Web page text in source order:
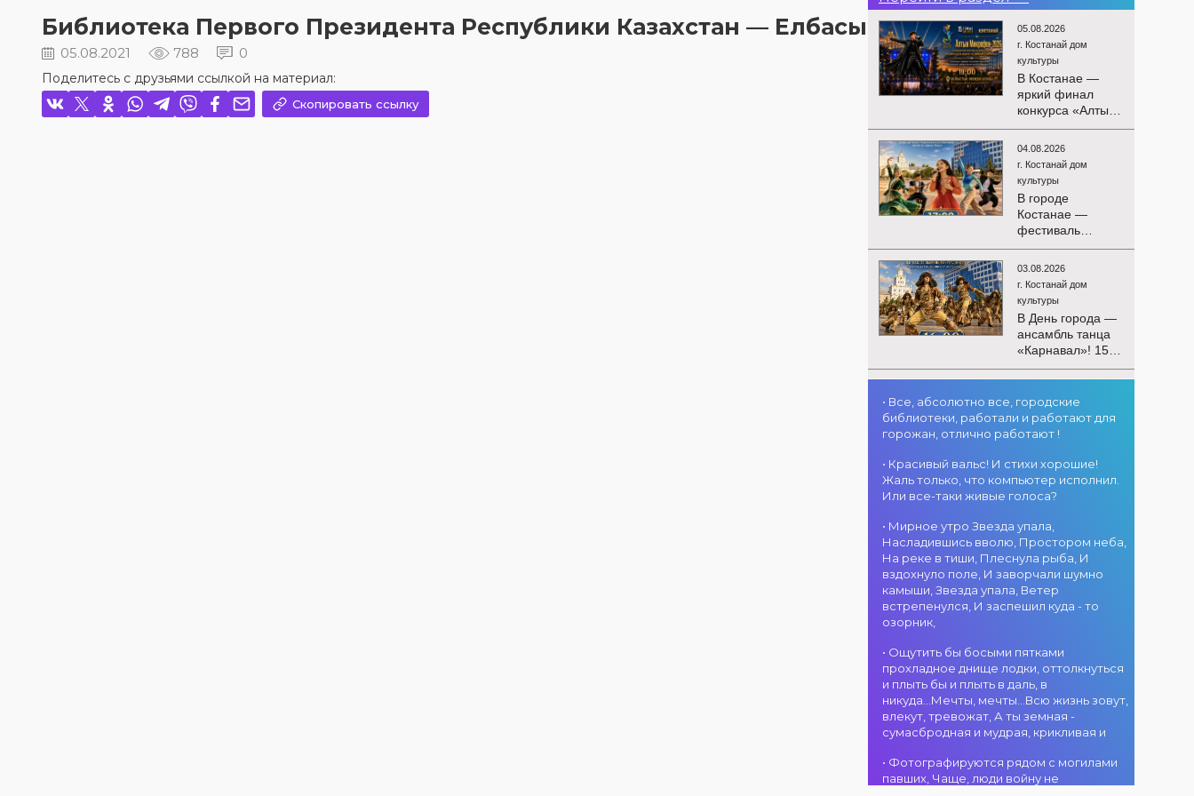
Библиотека Первого Президента Республики Казахстан — Елбасы
05.08.2021 788 0
Поделитесь с друзьями ссылкой на материал:
Скопировать ссылку
05.08.2026
г. Костанай дом
культуры
В Костанае —
яркий финал
конкурса «Алтын
Микрофон-2026»!
15 августа
состоятся
церемония
награждения
победителей и
гала-концерт
Международного
конкурса
вокалистов! Вас
ждут яркие
выступления
лучших
исполнителей,
незабываемые
эмоции и особая
праздничная
атмосфера!
04.08.2026
г. Костанай дом
культуры
В городе
Костанае —
фестиваль
детского
творчества
«Алтын дән»! 15
августа на
площади
областного
акимата
состоится
фестиваль
участием детских
творческих
коллективов
бала»! Вас ждут
яркие
выступления
прекрасные
песни,
зажигательные
танцы и
праздничное
настроение!
03.08.2026
г. Костанай дом
культуры
В День города —
ансамбль танца
«Карнавал»! 15
августа на
площади
областного
акимата
состоится
программа
ансамбля танца
«Карнавал»!
ансамбля —
Шамиль
Фахрутдинов. Вас
ждут зрелищные
хореографические
постановки, яркие
ритмы и
праздничное
настроение!
г. Костанай дом
культуры
В День города —
«MOVE &
DANCE»! 14
августа на
областного
акимата
состоится
праздничная DJ-
программа! Вас
ждут
зажигательные
ритмы, мощная
г. Костанай дом
культуры
Костанай
завоевал Гран-
при
культуры
#REPOST
@kstnews.kz - Во
летия со дня
основания
Костанайской
области подвели
г. Костанай дом
культуры
• Все, абсолютно все, городские
библиотеки, работали и работают для
горожан, отлично работают !
• Красивый вальс! И стихи хорошие!
Жаль только, что компьютер исполнил.
Или все-таки живые голоса?
• Мирное утро Звезда упала,
Насладившись вволю, Простором неба,
На реке в тиши, Плеснула рыба, И
вздохнуло поле, И заворчали шумно
камыши, Звезда упала, Ветер
встрепенулся, И заспешил куда - то
озорник,
• Ощутить бы босыми пятками
прохладное днище лодки, оттолкнуться
и плыть бы и плыть в даль, в
никуда...Мечты, мечты...Всю жизнь зовут,
влекут, тревожат, А ты земная -
сумасбродная и мудрая, крикливая и
• Фотографируются рядом с могилами
павших, Чаще, люди войну не